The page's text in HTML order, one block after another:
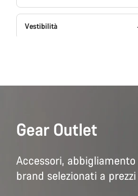
Vestibilità
Team
Selezione dei regali (36)
A prova di intemperie (9)
Gear Outlet
Accessori,
brand selezionati a